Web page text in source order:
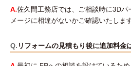
A.佐久間工務店では、ご相談時に3D
メージに相違がないかご確認いたしま
Q. リフォームの見積もり後に追加料